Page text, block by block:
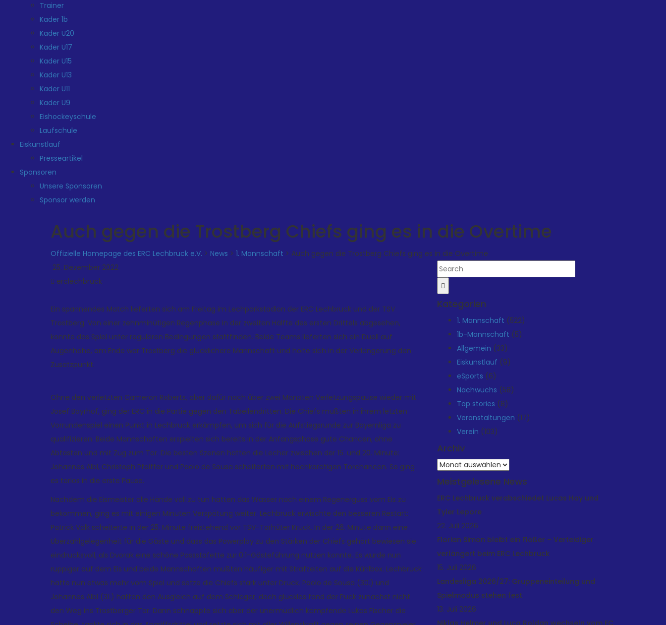
Trainer
Kader 1b
Kader U20
Kader U17
Kader U15
Kader U13
Kader U11
Kader U9
Eishockeyschule
Laufschule
Eiskunstlauf
Presseartikel
Sponsoren
Unsere Sponsoren
Sponsor werden
Auch gegen die Trostberg Chiefs ging es in die Overtime
Offizielle Homepage des ERC Lechbruck e.V. > News > 1. Mannschaft > Auch gegen die Trostberg Chiefs ging es in die Overtime
25. Dezember 2022
erclechbruck
Ein spannendes Match lieferten sich am Freitag im Lechparkstadion der ERC Lechbruck und der TSV
Trostberg. Von einer zehnminütigen Regenphase in der zweiten Hälfte des ersten Drittels abgesehen,
konnte das Spiel unter regulären Bedingungen stattfinden. Beide Teams lieferten sich ein Duell auf
Augenhöhe, am Ende war Trostberg die glücklichere Mannschaft und holte sich in der Verlängerung den
Zusatzpunkt.
Ohne den verletzten Cameron Roberts, aber dafür nach über zwei Monaten Verletzungspause wieder mit
Josef Bayrhof, ging der ERC in die Partie gegen den Tabellendritten. Die Chiefs mußten in ihrem letzten
Vorrundenspiel einen Punkt in Lechbruck erkämpfen, um sich für die Aufstiegsrunde zur Bayernliga zu
qualifizieren. Beide Mannschaften erspielten sich bereits in der Anfangsphase gute Chancen, ohne
Abtasten und mit Zug zum Tor. Die besten Szenen hatten die Lecher zwischen der 15. und 20. Minute:
Johannes Albl, Christoph Pfeiffer und Paolo de Sousa scheiterten mit hochkarätigen Torchancen. So ging
es torlos in die erste Pause.
Nachdem die Eismeister alle Hände voll zu tun hatten das Wasser nach einem Regenerguss vom Eis zu
bekommen, ging es mit einigen Minuten Verspätung weiter. Lechbruck erwischte den besseren Restart:
Patrick Völk scheiterte in der 25. Minute freistehend vor TSV-Torhüter Kruck. In der 26. Minute dann eine
Überzahlgelegenheit für die Gäste und dass das Powerplay zu den Stärken der Chiefs gehört bewiesen sie
eindrucksvoll, als Dvorak eine schöne Passstafette zur 0:1-Gästeführung nutzen konnte. Es wurde nun
ruppiger auf dem Eis und beide Mannschaften mußten häufiger mit Strafzeiten auf die Kühlbox. Lechbruck
hatte nun etwas mehr vom Spiel und setze die Chiefs stark unter Druck. Paolo de Sousa (30.) und
Johannes Albl (31.) hatten den Ausgleich auf dem Schläger, doch glücklos fand der Puck zunächst nicht
den Weg ins Trostberger Tor. Dann schnappte sich aber der unermüdlich kämpfende Lukas Fischer die
Kategorien
1. Mannschaft (522)
1b-Mannschaft (5)
Allgemein (33)
Eiskunstlauf (9)
eSports (6)
Nachwuchs (58)
Top stories (8)
Veranstaltungen (17)
Verein (103)
Archiv
Archiv
Meistgelesene News
ERC Lechbruck verabschiedet Lucas Hay und
Tyler Lepore
22. Juli 2026
Florian Simon bleibt ein Flößer – Verteidiger
verlängert beim ERC Lechbruck
15. Juli 2026
Landesliga 2026/27: Gruppeneinteilung und
Spielmodus stehen fest
13. Juli 2026